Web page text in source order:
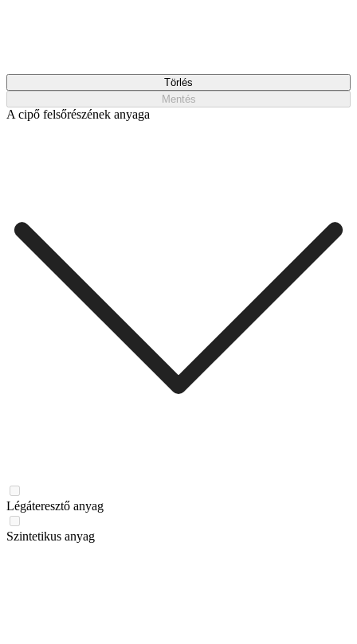
Törlés
Mentés
A cipő felsőrészének anyaga
Légáteresztő anyag
Szintetikus anyag